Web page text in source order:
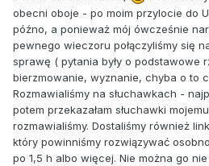
obecni oboje - po moim przylocie do
późno, a ponieważ mój ówcześnie
pewnego wieczoru połączyliśmy się
sprawę ( pytania były o podstawowe
bierzmowanie, wyznanie, chyba o to
Rozmawialiśmy na słuchawkach -
potem przekazałam słuchawki
rozmawialiśmy. Dostaliśmy również
który powinniśmy rozwiązywać
po 1,5 h albo więcej. Nie można go